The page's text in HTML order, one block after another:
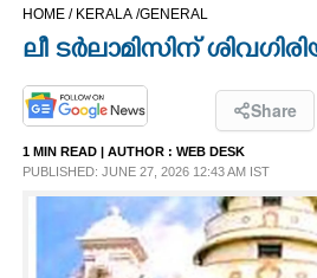
OPINION
PHOTOS
LIFESTYLE
HOME / KERALA /GENERAL
ലീ ടർലാമിസിന്
Share
1 MIN READ | AUTHOR : WEB DESK
PUBLISHED: JUNE 27, 2026 12:43 AM IST